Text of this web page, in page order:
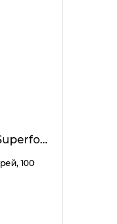
Line Repair Nutrient Superfood Aqua Mist
100